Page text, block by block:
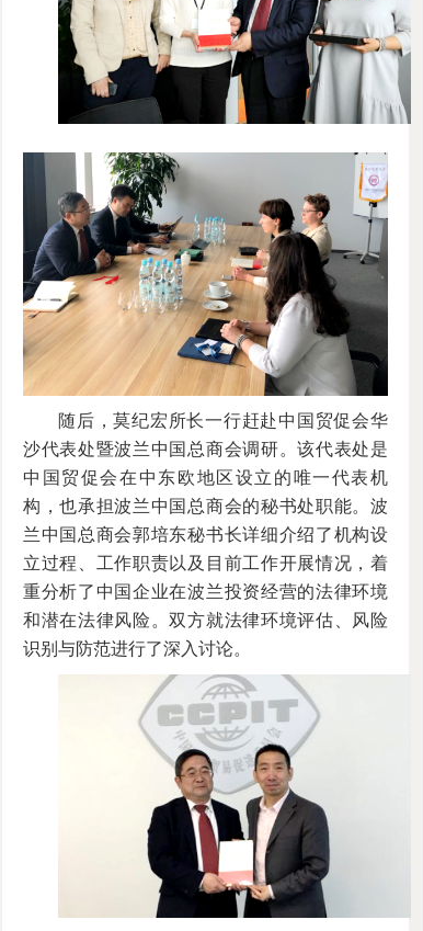
随后，莫纪宏所长一行赶赴中国贸促会华
沙代表处暨波兰中国总商会调研。该代表处是
中国贸促会在中东欧地区设立的唯一代表机
构，也承担波兰中国总商会的秘书处职能。波
兰中国总商会郭培东秘书长详细介绍了机构设
立过程、工作职责以及目前工作开展情况，着
重分析了中国企业在波兰投资经营的法律环境
和潜在法律风险。双方就法律环境评估、风险
识别与防范进行了深入讨论。